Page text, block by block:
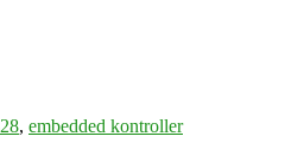
, embedded kontroller